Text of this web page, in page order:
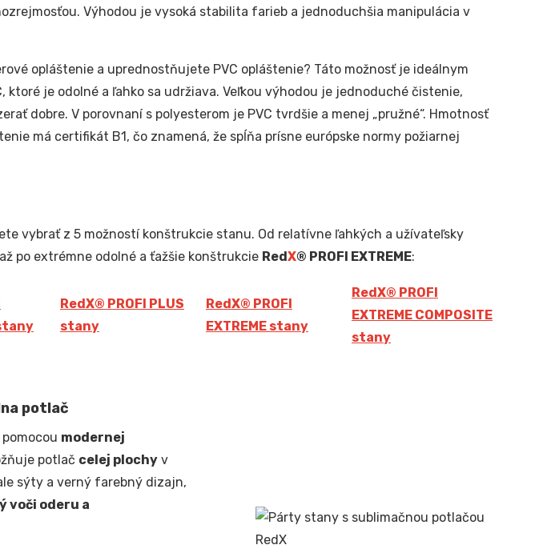
Výhodou je vysoká stabilita farieb a jednoduchšia manipulácia v
opláštenie a uprednostňujete PVC opláštenie? Táto možnosť je ideálnym
ktoré je odolné a ľahko sa udržiava. Veľkou výhodou je jednoduché čistenie,
dobre. V porovnaní s polyesterom je PVC tvrdšie a menej „pružné“. Hmotnosť
má certifikát B1, čo znamená, že spĺňa prísne európske normy požiarnej
vybrať z 5 možností konštrukcie stanu. Od relatívne ľahkých a užívateľsky
až po extrémne odolné a ťažšie konštrukcie RedX® PROFI EXTREME:
RedX® PROFI PLUS
stany
RedX® PROFI
EXTREME stany
RedX® PROFI
EXTREME COMPOSITE
stany
potlač
modernej
potlač celej plochyv
sýty a verný farebný dizajn,
voči oderu a